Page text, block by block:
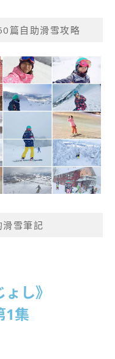
篇自助滑雪攻略
滑雪筆記